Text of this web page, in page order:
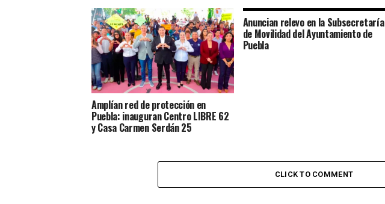
Amplían red de protección en
Puebla: inauguran Centro LIBRE 62
y Casa Carmen Serdán 25
Anuncian relevo en la Subsecretaría
de Movilidad del Ayuntamiento de
Puebla
CLICK TO COMMENT